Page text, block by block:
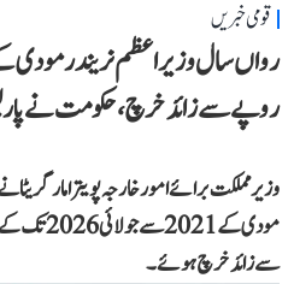
قومی خبریں
روپے سے زائد خرچ، حکومت نے
وزیر مملکت برائے امور خارجہ پویترا مارگریٹا
سے زائد خرچ ہوئے۔